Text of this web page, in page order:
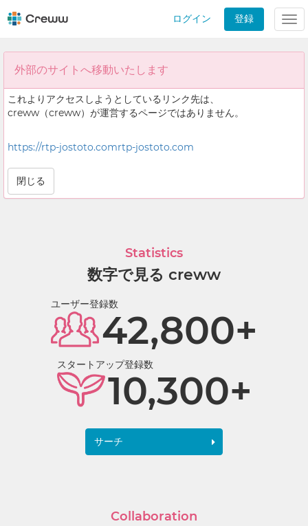
ログイン 登録
外部のサイトへ移動いたします
これよりアクセスしようとしているリンク先は、
creww（creww）が運営するページではありません。
https://rtp-jostoto.comrtp-jostoto.com
閉じる
Statistics
数字で見る creww
ユーザー登録数
42,800+
スタートアップ登録数
10,300+
サーチ
Collaboration